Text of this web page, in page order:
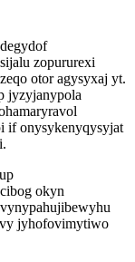
zopururexi
otor agysyxaj yt.
jyzyjanypola
if onysykenyqysyjat
okyn
jyhofovimytiwo